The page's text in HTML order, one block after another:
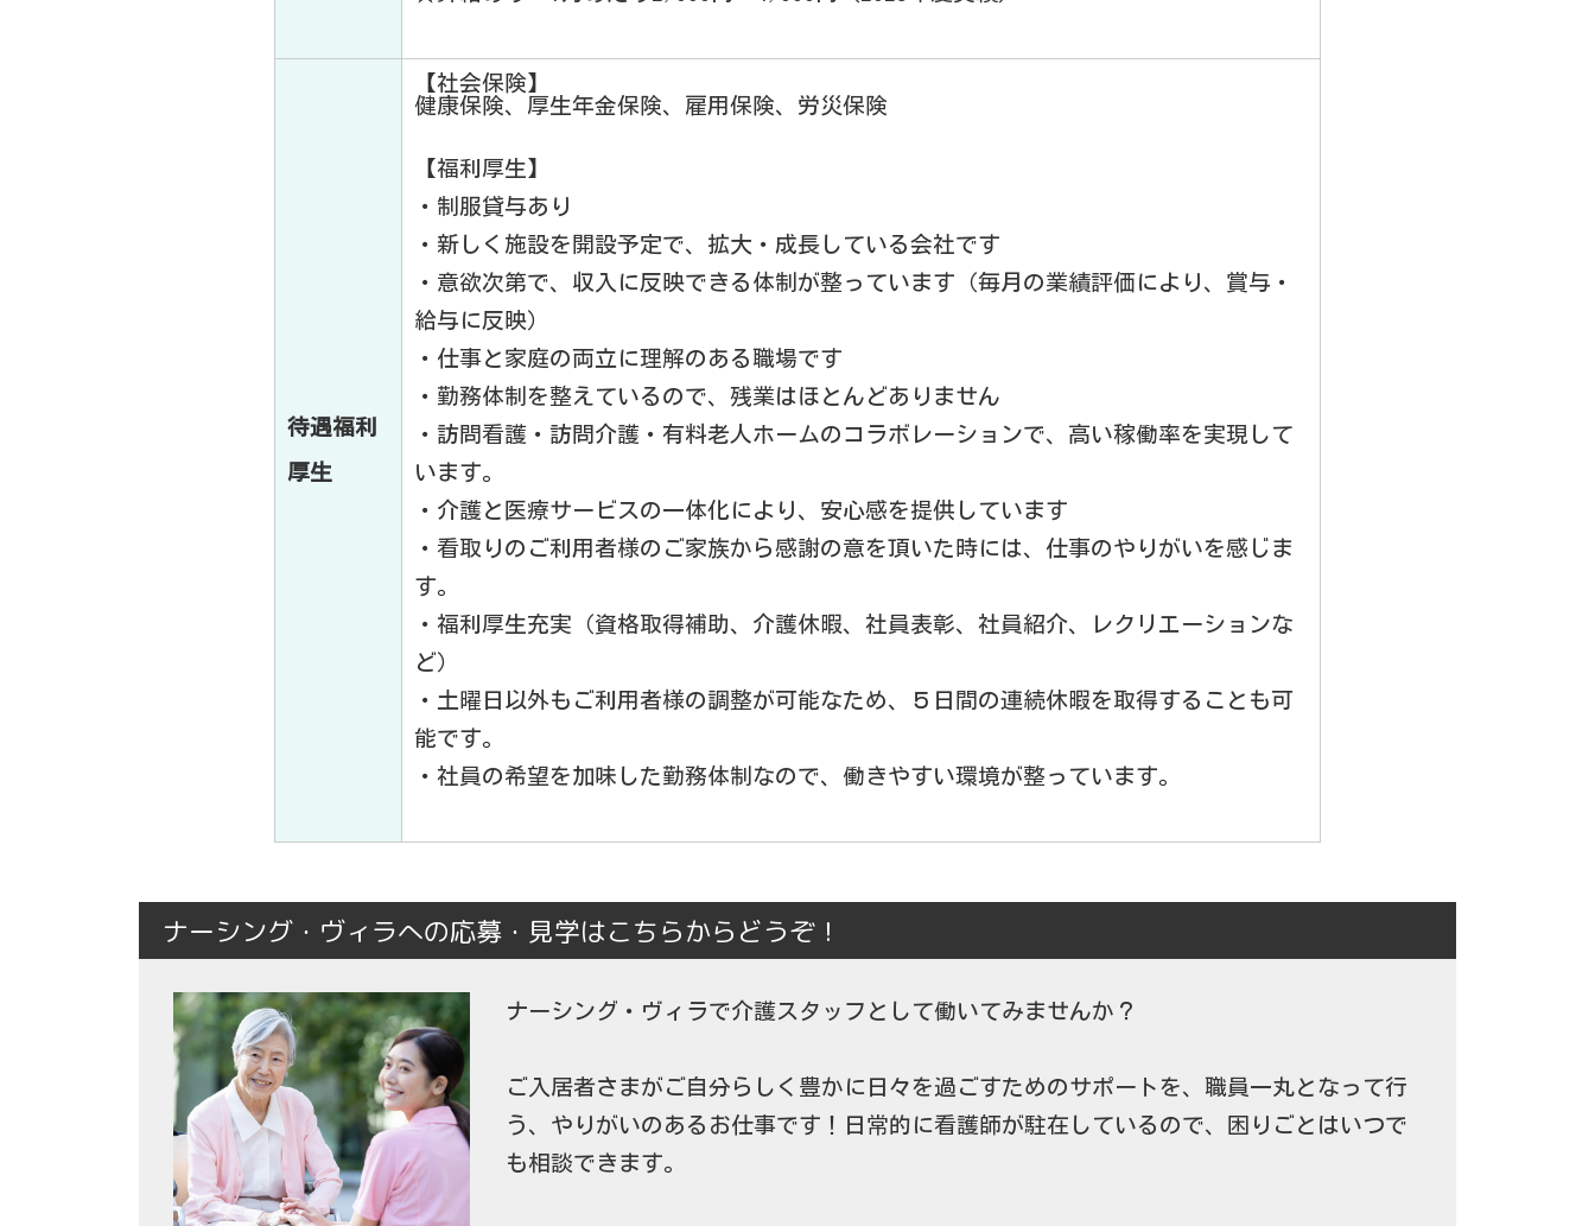
待遇福利
厚生
【社会保険】
健康保険、厚生年金保険、雇用保険、労災保険
【福利厚生】
・制服貸与あり
・新しく施設を開設予定で、拡大・成長している会社です
・意欲次第で、収入に反映できる体制が整っています（毎月の業績評価により、賞与・
給与に反映）
・仕事と家庭の両立に理解のある職場です
・勤務体制を整えているので、残業はほとんどありません
・訪問看護・訪問介護・有料老人ホームのコラボレーションで、高い稼働率を実現して
います。
・介護と医療サービスの一体化により、安心感を提供しています
・看取りのご利用者様のご家族から感謝の意を頂いた時には、仕事のやりがいを感じま
す。
・福利厚生充実（資格取得補助、介護休暇、社員表彰、社員紹介、レクリエーションな
ど）
・土曜日以外もご利用者様の調整が可能なため、５日間の連続休暇を取得することも可
能です。
・社員の希望を加味した勤務体制なので、働きやすい環境が整っています。
ナーシング・ヴィラへの応募・見学はこちらからどうぞ！
ナーシング・ヴィラで介護スタッフとして働いてみませんか？
ご入居者さまがご自分らしく豊かに日々を過ごすためのサポートを、職員一丸となって行
う、やりがいのあるお仕事です！日常的に看護師が駐在しているので、困りごとはいつで
も相談できます。